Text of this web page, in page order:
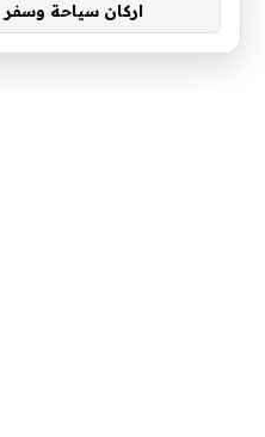
اركان سياحة وسفر